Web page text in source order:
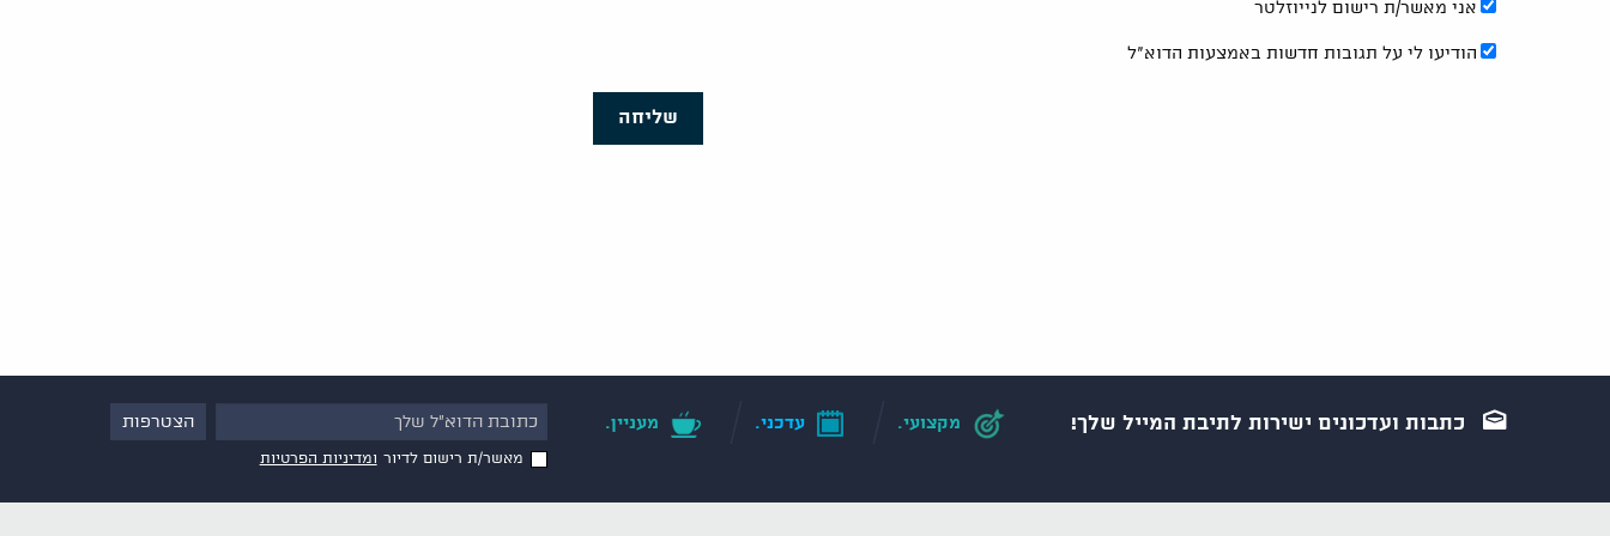
אני מאשר/ת רישום לנייוזלטר
הודיעו לי על תגובות חדשות באמצעות הדוא"ל
שליחה
כתבות ועדכונים ישירות לתיבת המייל שלך! מקצועי. עדכני. מעניין.
מאשר/ת רישום לדיור ומדיניות הפרטיות